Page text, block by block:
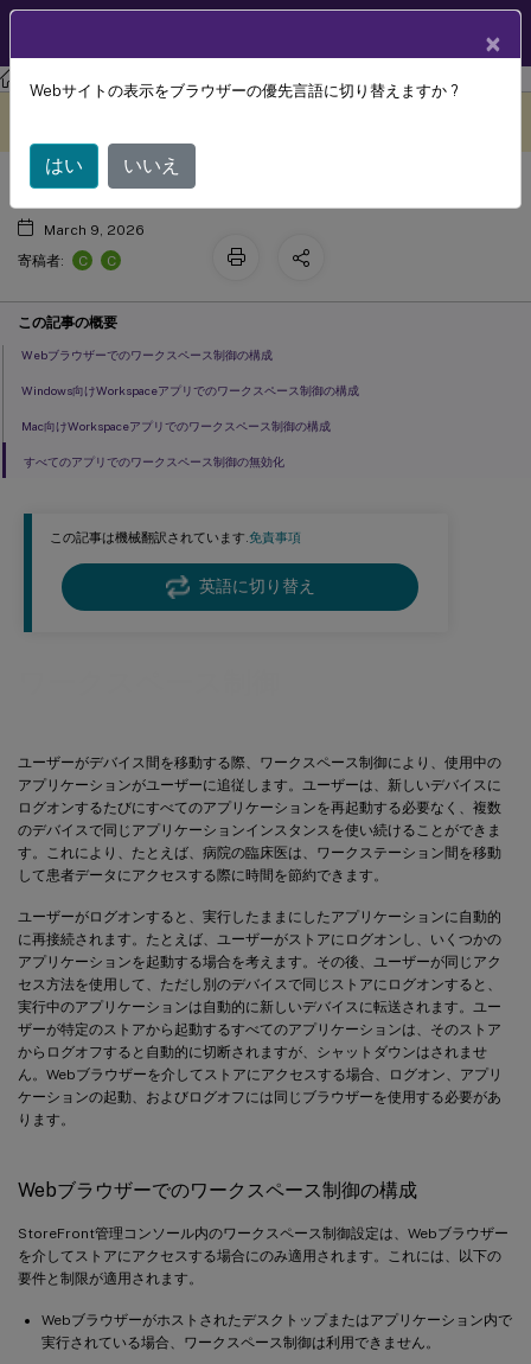
ストアフロント StoreFront 2203
この記事は機械翻訳されています.免責事項
英語に切り替え
ユーザーがデバイス間を移動する際、ワークスペース制御により、使用中の
アプリケーションがユーザーに追従します。ユーザーは、新しいデバイスに
ログオンするたびにすべてのアプリケーションを再起動する必要なく、複数
のデバイスで同じアプリケーションインスタンスを使い続けることができま
す。これにより、たとえば、病院の臨床医は、ワークステーション間を移動
して患者データにアクセスする際に時間を節約できます。
ユーザーがログオンすると、実行したままにしたアプリケーションに自動的
に再接続されます。たとえば、ユーザーがストアにログオンし、いくつかの
アプリケーションを起動する場合を考えます。その後、ユーザーが同じアク
セス方法を使用して、ただし別のデバイスで同じストアにログオンすると、
実行中のアプリケーションは自動的に新しいデバイスに転送されます。ユー
ザーが特定のストアから起動するすべてのアプリケーションは、そのストア
からログオフすると自動的に切断されますが、シャットダウンはされませ
ん。Webブラウザーを介してストアにアクセスする場合、ログオン、アプリ
ケーションの起動、およびログオフには同じブラウザーを使用する必要があ
ります。
Webブラウザーでのワークスペース制御の構成
StoreFront管理コンソール内のワークスペース制御設定は、Webブラウザー
を介してストアにアクセスする場合にのみ適用されます。これには、以下の
要件と制限が適用されます。
Webブラウザーがホストされたデスクトップまたはアプリケーション内で
実行されている場合、ワークスペース制御は利用できません。
ワークスペース制御
March 9, 2026
寄稿者:
C C
この記事の概要
Webブラウザーでのワークスペース制御の構成
Windows向けWorkspaceアプリでのワークスペース制御の構成
Mac向けWorkspaceアプリでのワークスペース制御の構成
すべてのアプリでのワークスペース制御の無効化
×
Webサイトの表示をブラウザーの優先言語に切り替えますか ?
はい いいえ